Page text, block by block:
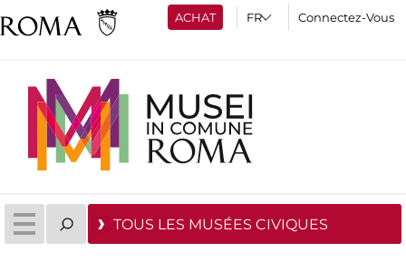
ACHAT Connectez-Vous
TOUS LES MUSÉES CIVIQUES